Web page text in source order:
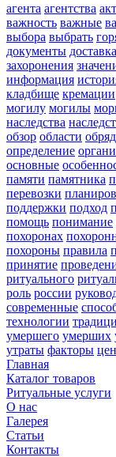
агента агентства
важность важные
выбора выбрать
документы доставка
захоронения
информация
кладбище кремации
могилу могилы
наследства
обзор области
определение
основные
памяти памятника
перевозки
поддержки подход
помощь понимание
похоронах
похороны правила
принятие
ритуального
роль россии
современные
технологии
умершего умерших
утраты факторы
Главная
Каталог товаров
Ритуальные услуги
О нас
Галерея
Статьи
Контакты